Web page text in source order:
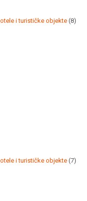
i turističke objekte 88
i turističke objekte 77